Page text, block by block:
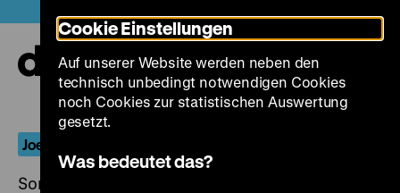
zum
Seiteninhalt
springen
Joe May und das wandernde Bild
Sonntag, 31. März 2019, 18.00 - 00.00 Uhr
Cookie Einstellungen
Auf unserer Website werden neben den
technisch unbedingt notwendigen Cookies
noch Cookies zur statistischen Auswertung
gesetzt.
Was bedeutet das?